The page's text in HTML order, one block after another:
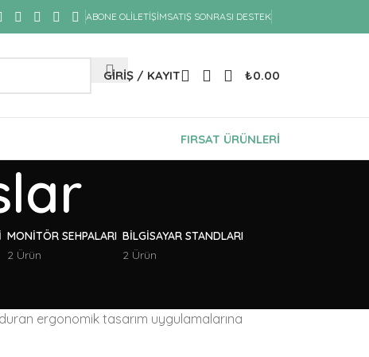
ABONE OLİLETIŞIMSATIŞ SONRASI DESTEK
GIRIŞ / KAYIT ₺0.00
FIRSAT ÜRÜNLERİ
MONITÖR SEHPALARI
2 Ürün
BILGISAYAR STANDLARI
2 Ürün
ergonomik tasarım uygulamalarına